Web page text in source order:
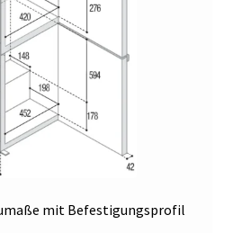
mit Befestigungsprofil